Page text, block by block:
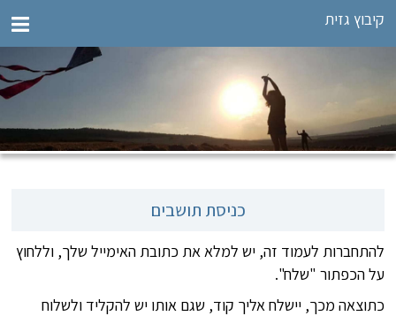
קיבוץ גזית
כניסת תושבים
להתחברות לעמוד זה, יש למלא את כתובת האימייל שלך, וללחוץ
על הכפתור "שלח".
כתוצאה מכך, יישלח אליך קוד, שגם אותו יש להקליד ולשלוח